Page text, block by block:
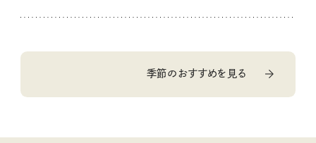
季節のおすすめを見る